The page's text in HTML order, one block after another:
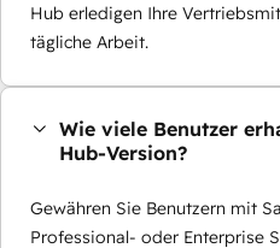
Hub erledigen Ihre
tägliche Arbeit.
Wie viele Benutzer
Hub-Version?
Gewähren Sie Benutzern mit
Professional- oder Enterprise